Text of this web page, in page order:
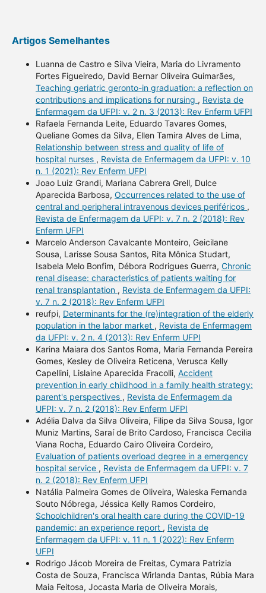
Artigos Semelhantes
Luanna de Castro e Silva Vieira, Maria do Livramento
Fortes Figueiredo, David Bernar Oliveira Guimarães,
Teaching geriatric geronto-in graduation: a reflection on
contributions and implications for nursing , Revista de
Enfermagem da UFPI: v. 2 n. 3 (2013): Rev Enferm UFPI
Rafaela Fernanda Leite, Eduardo Tavares Gomes,
Queliane Gomes da Silva, Ellen Tamira Alves de Lima,
Relationship between stress and quality of life of
hospital nurses , Revista de Enfermagem da UFPI: v. 10
n. 1 (2021): Rev Enferm UFPI
Joao Luiz Grandi, Mariana Cabrera Grell, Dulce
Aparecida Barbosa, Occurrences related to the use of
central and peripheral intravenous devices periféricos ,
Revista de Enfermagem da UFPI: v. 7 n. 2 (2018): Rev
Enferm UFPI
Marcelo Anderson Cavalcante Monteiro, Geicilane
Sousa, Larisse Sousa Santos, Rita Mônica Studart,
Isabela Melo Bonfim, Débora Rodrigues Guerra, Chronic
renal disease: characteristics of patients waiting for
renal transplantation , Revista de Enfermagem da UFPI:
v. 7 n. 2 (2018): Rev Enferm UFPI
reufpi, Determinants for the (re)integration of the elderly
population in the labor market , Revista de Enfermagem
da UFPI: v. 2 n. 4 (2013): Rev Enferm UFPI
Karina Maiara dos Santos Roma, Maria Fernanda Pereira
Gomes, Kesley de Oliveira Reticena, Verusca Kelly
Capellini, Lislaine Aparecida Fracolli, Accident
prevention in early childhood in a family health strategy:
parent's perspectives , Revista de Enfermagem da
UFPI: v. 7 n. 2 (2018): Rev Enferm UFPI
Adélia Dalva da Silva Oliveira, Filipe da Silva Sousa, Igor
Muniz Martins, Saraí de Brito Cardoso, Francisca Cecilia
Viana Rocha, Eduardo Cairo Oliveira Cordeiro,
Evaluation of patients overload degree in a emergency
hospital service , Revista de Enfermagem da UFPI: v. 7
n. 2 (2018): Rev Enferm UFPI
Natália Palmeira Gomes de Oliveira, Waleska Fernanda
Souto Nóbrega, Jéssica Kelly Ramos Cordeiro,
Schoolchildren's oral health care during the COVID-19
pandemic: an experience report , Revista de
Enfermagem da UFPI: v. 11 n. 1 (2022): Rev Enferm
UFPI
Rodrigo Jácob Moreira de Freitas, Cymara Patrizia
Costa de Souza, Francisca Wirlanda Dantas, Rúbia Mara
Maia Feitosa, Jocasta Maria de Oliveira Morais,